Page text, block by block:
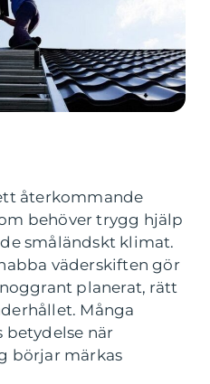
återkommande
behöver trygg hjälp
småländskt klimat.
väderskiften gör
planerat, rätt
Många
betydelse när
börjar märkas